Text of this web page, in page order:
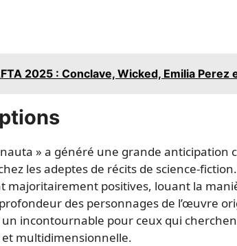
2025 : Conclave, Wicked, Emilia Perez
» a généré une grande anticipation
les adeptes de récits de science-
majoritairement positives, louant la
des personnages de l’œuvre
incontournable pour ceux qui
multidimensionnelle.